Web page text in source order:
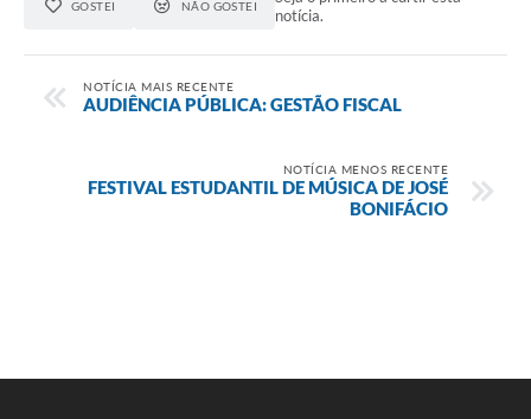
GOSTEI NÃO GOSTEI
notícia.
NOTÍCIA MAIS RECENTE
AUDIÊNCIA PÚBLICA: GESTÃO FISCAL
NOTÍCIA MENOS RECENTE
FESTIVAL ESTUDANTIL DE MÚSICA DE JOSÉ
BONIFÁCIO